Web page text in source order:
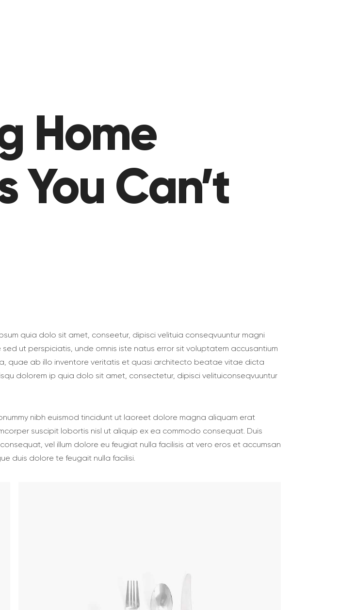
Home
You Can’t
quia dolo sit amet, conseetur, dipisci velituia conseqvuuntur magni
ut perspiciatis, unde omnis iste natus error sit voluptatem accusantium
quae ab illo inventore veritatis et quasi architecto beatae vitae dicta
dolorem ip quia dolo sit amet, consectetur, dipisci velituiconseqvuuntur
nibh euismod tincidunt ut laoreet dolore magna aliquam erat
suscipit lobortis nisl ut aliquip ex ea commodo consequat. Duis
vel illum dolore eu feugiat nulla facilisis at vero eros et accumsan
duis dolore te feugait nulla facilisi.